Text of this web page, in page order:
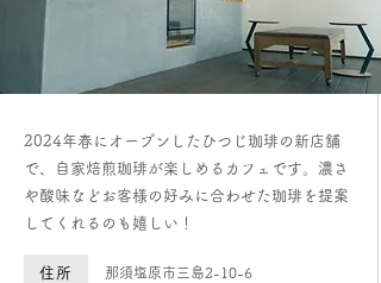
2024年春にオープンしたひつじ珈琲の新店舗
で、自家焙煎珈琲が楽しめるカフェです。濃さ
や酸味などお客様の好みに合わせた珈琲を提案
してくれるのも嬉しい！​
住所 那須塩原市三島2-10-6